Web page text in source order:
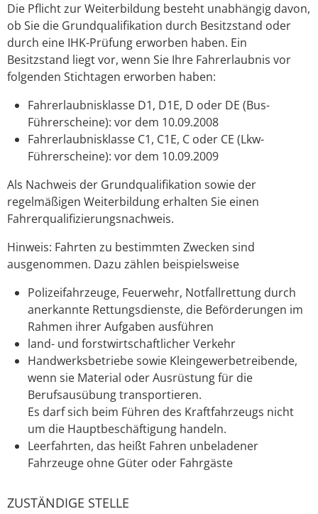
Die Pflicht zur Weiterbildung besteht unabhängig davon,
ob Sie die Grundqualifikation durch Besitzstand oder
durch eine IHK-Prüfung erworben haben. Ein
Besitzstand liegt vor, wenn Sie Ihre Fahrerlaubnis vor
folgenden Stichtagen erworben haben:
Fahrerlaubnisklasse D1, D1E, D oder DE (Bus-
Führerscheine): vor dem 10.09.2008
Fahrerlaubnisklasse C1, C1E, C oder CE (Lkw-
Führerscheine): vor dem 10.09.2009
Als Nachweis der Grundqualifikation sowie der
regelmäßigen Weiterbildung erhalten Sie einen
Fahrerqualifizierungsnachweis.
Hinweis: Fahrten zu bestimmten Zwecken sind
ausgenommen. Dazu zählen beispielsweise
Polizeifahrzeuge, Feuerwehr, Notfallrettung durch
anerkannte Rettungsdienste, die Beförderungen im
Rahmen ihrer Aufgaben ausführen
land- und forstwirtschaftlicher Verkehr
Handwerksbetriebe sowie Kleingewerbetreibende,
wenn sie Material oder Ausrüstung für die
Berufsausübung transportieren.
Es darf sich beim Führen des Kraftfahrzeugs nicht
um die Hauptbeschäftigung handeln.
Leerfahrten, das heißt Fahren unbeladener
Fahrzeuge ohne Güter oder Fahrgäste
ZUSTÄNDIGE STELLE